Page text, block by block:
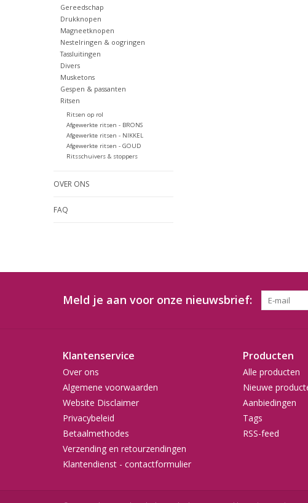
Gereedschap
Drukknopen
Magneetknopen
Nestelringen & oogringen
Tassluitingen
Divers
Musketons
Gespen & passanten
Ritsen
Ritsen op rol
Afgewerkte ritsen - BRONS
Afgewerkte ritsen - NIKKEL
Afgewerkte ritsen - GOUD
Ritsschuivers & stoppers
OVER ONS
FAQ
Meld je aan voor onze nieuwsbrief:
Klantenservice
Over ons
Algemene voorwaarden
Website Disclaimer
Privacybeleid
Betaalmethodes
Verzending en retourzendingen
Klantendienst - contactformulier
Producten
Alle producten
Nieuwe
Aanbiedingen
Tags
RSS-feed